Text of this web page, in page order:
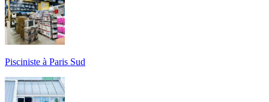
Pisciniste à Paris Sud